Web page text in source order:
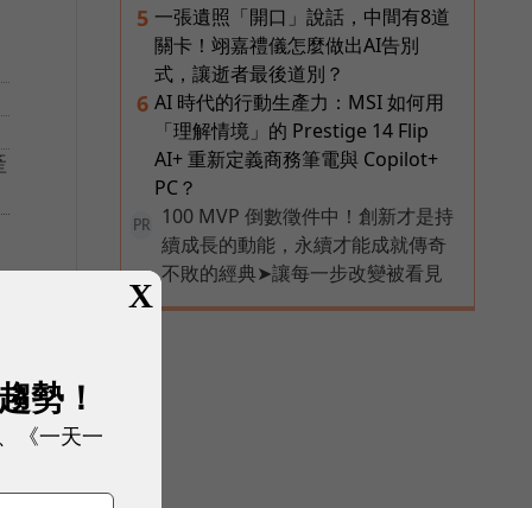
5 一張遺照「開口」說話，中間有8道
關卡！翊嘉禮儀怎麼做出AI告別
式，讓逝者最後道別？
6 AI 時代的行動生產力：MSI 如何用
「理解情境」的 Prestige 14 Flip
AI+ 重新定義商務筆電與 Copilot+
PC？
PR
100 MVP 倒數徵件中！創新才是持
續成長的動能，永續才能成就傳奇
不敗的經典➤讓每一步改變被看見
X
勢！
《一天一